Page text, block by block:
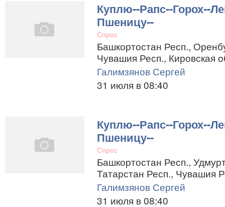
Куплю--Рапс--Горох--
Пшеницу--
Спрос
Башкортостан Респ.,
Чувашия Респ., Кировская
Галимзянов Сергей
31 июля в 08:40
Куплю--Рапс--Горох--
Пшеницу--
Спрос
Башкортостан Респ.,
Татарстан Респ., Чувашия
Галимзянов Сергей
31 июля в 08:40